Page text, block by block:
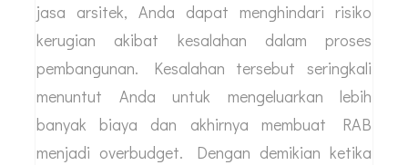
jasa arsitek, Anda dapat menghindari risiko
kerugian akibat kesalahan dalam proses
pembangunan. Kesalahan tersebut seringkali
menuntut Anda untuk mengeluarkan lebih
banyak biaya dan akhirnya membuat RAB
menjadi overbudget. Dengan demikian ketika